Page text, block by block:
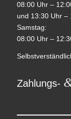
08:00 Uhr –
und 13:30 Uhr –
Samstag:
08:00 Uhr –
Zahlungs-